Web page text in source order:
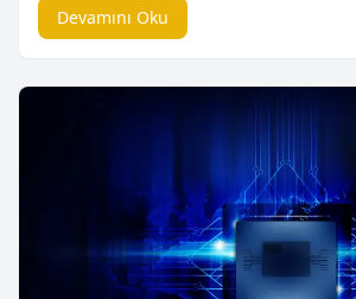
yerini alarak aynı kulvarda mücadele
karşı savaşa devam edecek. Dimensity
(3 Adet 2.6 […]
Devamını Oku